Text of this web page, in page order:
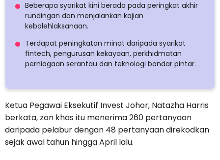
Beberapa syarikat kini berada pada peringkat akhir
rundingan dan menjalankan kajian
kebolehlaksanaan.
Terdapat peningkatan minat daripada syarikat
fintech, pengurusan kekayaan, perkhidmatan
perniagaan serantau dan teknologi bandar pintar.
Ketua Pegawai Eksekutif Invest Johor, Natazha Harris
berkata, zon khas itu menerima 260 pertanyaan
daripada pelabur dengan 48 pertanyaan direkodkan
sejak awal tahun hingga April lalu.